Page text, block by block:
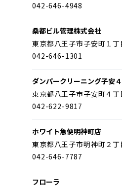
042-646-4948
桑都ビル管理株式会社
東京都八王子市子安町１丁
042-646-1301
ダンパークリーニング子安
東京都八王子市子安町４丁
042-622-9817
ホワイト急便明神町店
東京都八王子市明神町２丁
042-646-7787
フローラ